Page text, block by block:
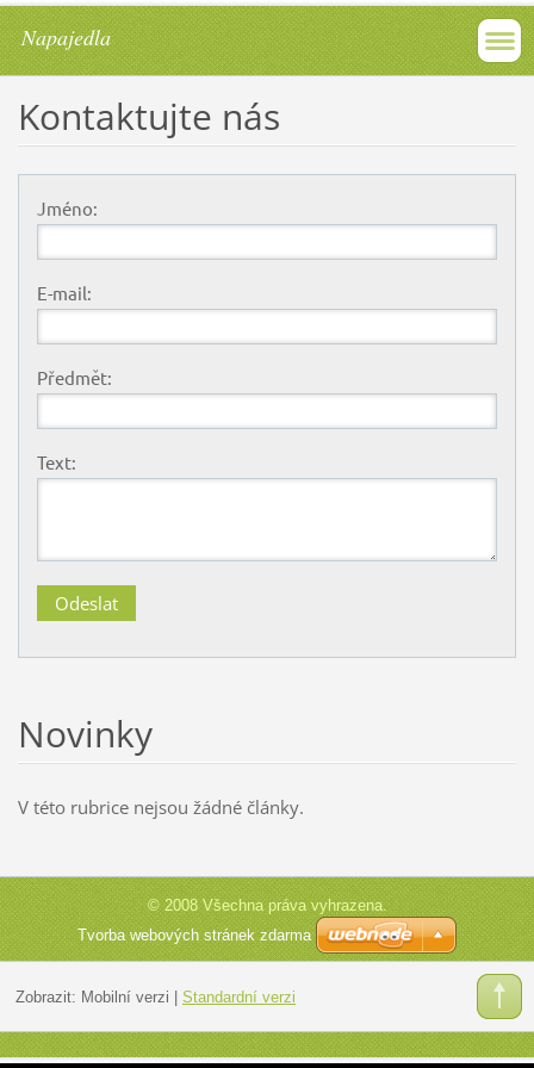
Napajedla
Kontaktujte nás
Jméno:
E-mail:
Předmět:
Text:
Novinky
V této rubrice nejsou žádné články.
© 2008 Všechna práva vyhrazena.
Tvorba webových stránek zdarma
Zobrazit: Mobilní verzi Standardní verzi